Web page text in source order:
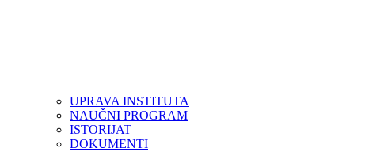
UPRAVA INSTITUTA
NAUČNI PROGRAM
ISTORIJAT
DOKUMENTI